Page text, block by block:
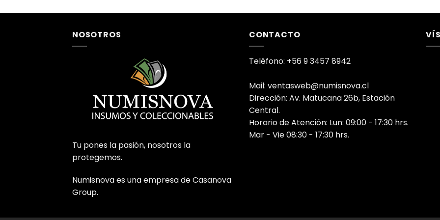
NOSOTROS
Tu pones la pasión, nosotros la
protegemos.
Numisnova es una empresa de Casanova
Group.
CONTACTO
Teléfono: +56 9 3457 8942
Mail: ventasweb@numisnova.cl
Dirección: Av. Matucana 26b, Estación
Central.
Horario de Atención: Lun: 09:00 - 17:30 hrs.
Mar - Vie 08:30 - 17:30 hrs.